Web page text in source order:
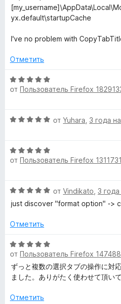
yx.default\startupCache
I've no problem with
Отметить
О
ц
е
н
а
з
5
от Пользователь Firefox
О
н
е
н
а
и
5
от Yuhara 3 года
О
ц
е
н
н
5
и
з
5
от Пользователь Firefox
О
ц
н
н
о
н
а
и
от Vindikato 3 года
just discover "format option" ->
Отметить
О
ц
е
н
н
от Пользователь Firefox
ずっと複数の選択タブの操作に対
ました。ありがたく使わせて頂い
Отметить